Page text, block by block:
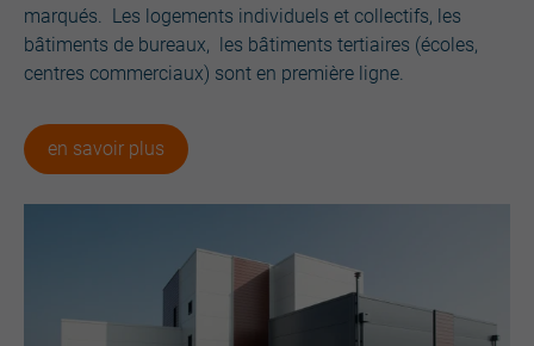
marqués. Les logements individuels et collectifs, les
bâtiments de bureaux, les bâtiments tertiaires (écoles,
centres commerciaux) sont en première ligne.
en savoir plus